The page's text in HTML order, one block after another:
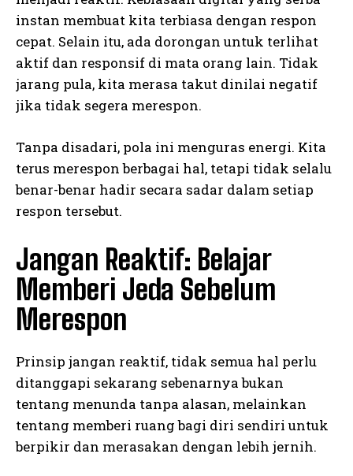
instan membuat kita terbiasa dengan respon
cepat. Selain itu, ada dorongan untuk terlihat
aktif dan responsif di mata orang lain. Tidak
jarang pula, kita merasa takut dinilai negatif
jika tidak segera merespon.
Tanpa disadari, pola ini menguras energi. Kita
terus merespon berbagai hal, tetapi tidak selalu
benar-benar hadir secara sadar dalam setiap
respon tersebut.
Jangan Reaktif: Belajar
Memberi Jeda Sebelum
Merespon
Prinsip jangan reaktif, tidak semua hal perlu
ditanggapi sekarang sebenarnya bukan
tentang menunda tanpa alasan, melainkan
tentang memberi ruang bagi diri sendiri untuk
berpikir dan merasakan dengan lebih jernih.